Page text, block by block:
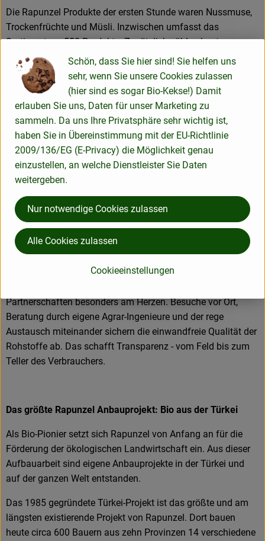
Die Rapunzel Produkte der ersten Stunde waren Nussmuse,
Trockenfrüchte und Müsli. Inzwischen umfasst das
Sortiment ca. 550 Produkte. Zusätzlich zählen heute
Erzeugnisse wie Teigwaren, Speiseöle, Schokoladen und
Kaffee zum Kernsortiment. Die Hälfte dieser Produkte wird in
Legau im Allgäu hergestellt oder verarbeitet.
Produkte in bester Bio-Qualität
Produktqualität steht bei Rapunzel an erster Stelle. Das
Qualitätssicherungs-Team nimmt daher eine
Schlüsselposition im Unternehmen ein. Die Kontrollen der
Rohstoffe beginnen bereits auf dem Feld. Bei Wareneingang
werden alle Rohstoffe und Produkte beprobt. Zusätzlich
werden sie durch anerkannte externe Labors unabhängig
analysiert.
Wie schon zu Beginn liegen Rapunzel auch heute die
Partnerschaften besonders am Herzen. Besuche vor Ort,
Beratung durch eigene Agrar-Ingenieure und der rege
Austausch miteinander sichern die einwandfreie Qualität der
Rohstoffe ab. Das schafft Transparenz - vom Feld bis zum
Teller des Verbrauchers.
Das größte Rapunzel Anbauprojekt: Bio aus der Türkei
Als Bio-Pionier setzt sich Rapunzel von Anfang an für die
Förderung der ökologischen Landwirtschaft ein. Aus dieser
Aufbauarbeit sind eigene Anbauprojekte in der Türkei und
auf der ganzen Welt entstanden.
Das 1985 gegründete Türkei-Projekt ist das größte und am
längsten existierende Projekt von Rapunzel. Dort bauen
heute circa 600 Bauern aus zehn Provinzen 14 verschiedene
Schön, dass Sie hier sind! Sie helfen uns
sehr, wenn Sie unsere Cookies zulassen
(hier sind es sogar Bio-Kekse!) Damit
erlauben Sie uns, Daten für unser Marketing zu
sammeln. Da uns Ihre Privatsphäre sehr wichtig ist,
haben Sie in Übereinstimmung mit der EU-Richtlinie
2009/136/EG (E-Privacy) die Möglichkeit genau
einzustellen, an welche Dienstleister Sie Daten
weitergeben.
Cookieeinstellungen
Nur notwendige Cookies zulassen
Alle Cookies zulassen